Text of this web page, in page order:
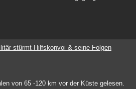
stürmt Hilfskonvoi & seine Folgen
von 65 -120 km vor der Küste gelesen.